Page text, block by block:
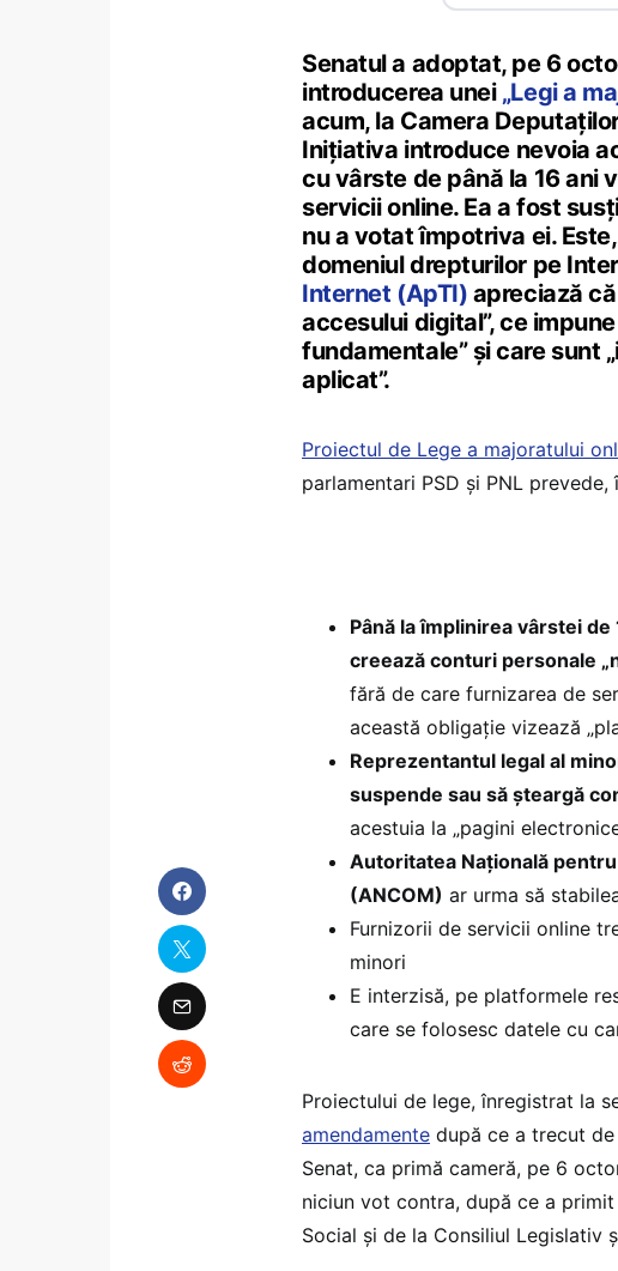
Senatul a adoptat, pe 6
introducerea unei „Legi a
acum, la Camera
Inițiativa introduce nevoia
cu vârste de până la 16 ani
servicii online. Ea a fost
nu a votat împotriva ei.
domeniul drepturilor pe
Internet (ApTI) apreciază
accesului digital”, ce
fundamentale” și care sunt
aplicat”.
Proiectul de Lege a majoratului
parlamentari PSD și PNL prevede,
Până la împlinirea vârstei
creează conturi personale
fără de care furnizarea de
această obligație vizează
Reprezentantul legal al
suspende sau să șteargă
acestuia la „pagini
Autoritatea Națională
(ANCOM) ar urma să
Furnizorii de servicii online
minori
E interzisă, pe platformele
care se folosesc datele cu
Proiectului de lege, înregistrat la
amendamente după ce a trecut
Senat, ca primă cameră, pe 6
niciun vot contra, după ce a
Social și de la Consiliul Legislativ